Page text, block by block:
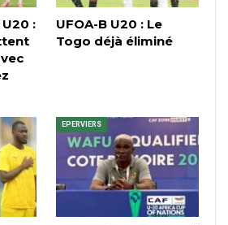
:
UFOA-B U20 : Le
Togo déjà éliminé
EPERVIERS